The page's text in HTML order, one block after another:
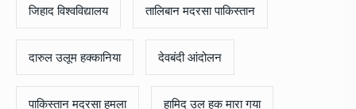
जिहाद विश्वविद्यालय तालिबान मदरसा पाकिस्तान
दारुल उलूम हक्कानिया देवबंदी आंदोलन
पाकिस्तान मदरसा हमला हामिद उल हक मारा गया